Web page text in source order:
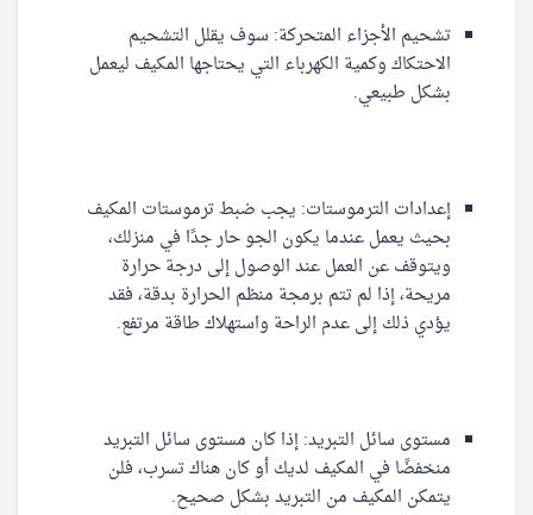
تشحيم الأجزاء المتحركة: سوف يقلل التشحيم
الاحتكاك وكمية الكهرباء التي يحتاجها المكيف ليعمل
بشكل طبيعي.
إعدادات الترموستات: يجب ضبط ترموستات المكيف
بحيث يعمل عندما يكون الجو حار جدًا في منزلك،
ويتوقف عن العمل عند الوصول إلى درجة حرارة
مريحة، إذا لم تتم برمجة منظم الحرارة بدقة، فقد
يؤدي ذلك إلى عدم الراحة واستهلاك طاقة مرتفع.
مستوى سائل التبريد: إذا كان مستوى سائل التبريد
منخفضًا في المكيف لديك أو كان هناك تسرب، فلن
يتمكن المكيف من التبريد بشكل صحيح.